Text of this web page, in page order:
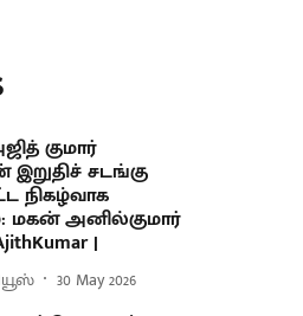
குமார்
இறுதிச் சடங்கு
நிகழ்வாக
மகன் அனில்குமார்
|
30 May 2026